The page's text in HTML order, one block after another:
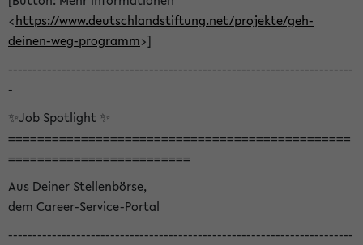
<https://www.deutschlandstiftung.net/projekte/geh-
deinen-weg-programm>]
-----------------------------------------------------------------------
-
✨Job Spotlight ✨
===============================================
=========================
Aus Deiner Stellenbörse,
dem Career-Service-Portal
-----------------------------------------------------------------------